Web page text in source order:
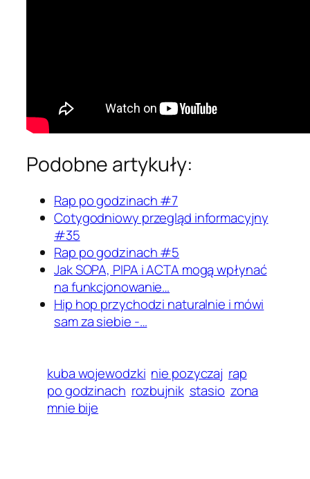
Podobne artykuły:
Rap po godzinach #7
Cotygodniowy przegląd informacyjny
#35
Rap po godzinach #5
Jak SOPA, PIPA i ACTA mogą wpłynać
na funkcjonowanie…
Hip hop przychodzi naturalnie i mówi
sam za siebie -…
kuba wojewodzki nie pozyczaj rap
po godzinach rozbujnik stasio zona
mnie bije